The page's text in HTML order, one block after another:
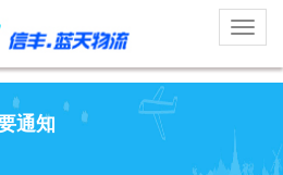
Toggle
通知